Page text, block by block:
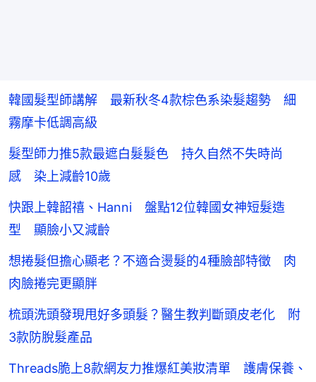
韓國髮型師講解 最新秋冬4款棕色系染髮趨勢 細
霧摩卡低調高級
髮型師力推5款最遮白髮髮色 持久自然不失時尚
感 染上減齡10歲
快跟上韓韶禧、Hanni 盤點12位韓國女神短髮造
型 顯臉小又減齡
想捲髮但擔心顯老？不適合燙髮的4種臉部特徵 肉
肉臉捲完更顯胖
梳頭洗頭發現甩好多頭髮？醫生教判斷頭皮老化 附
3款防脫髮產品
Threads脆上8款網友力推爆紅美妝清單 護膚保養、